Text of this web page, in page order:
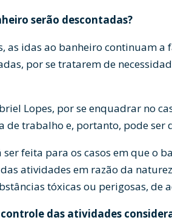
serão descontadas?
as idas ao banheiro continuam a
por se tratarem de
Lopes, por se enquadrar no
de trabalho e, portanto, pode ser
ser feita para os casos em que o
atividades em razão da
tóxicas ou perigosas, de
das atividades